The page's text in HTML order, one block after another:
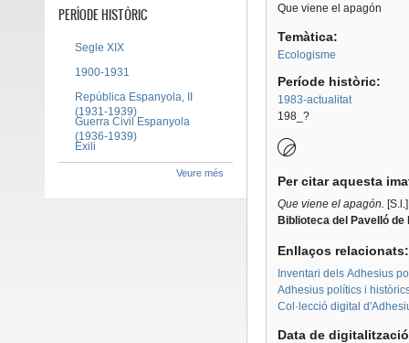
Que viene el apagón
Temàtica:
Ecologisme
Període històric:
1983-actualitat
198_?
Per citar aquesta
Que viene el apagón.
Biblioteca del Pavelló
Enllaços
Inventari dels Adhesius
Adhesius polítics i
Col·lecció digital
Data de
PERÍODE HISTÒRIC
Segle XIX
1900-1931
República Espanyola, II
(1931-1939)
Guerra Civil Espanyola
(1936-1939)
Exili
Veure més